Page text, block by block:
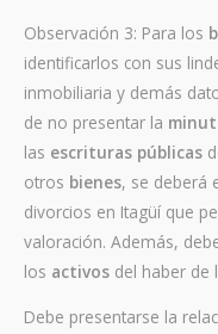
Observación 3: Para los
identificarlos con sus
inmobiliaria y demás
de no presentar la
las escrituras públicas
otros bienes, se deberá
divorcios en Itagüí que
valoración. Además,
los activos del haber de
Debe presentarse la